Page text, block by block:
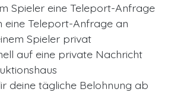
Spieler eine Teleport-Anfrage
Teleport-Anfrage an
Spieler privat
auf eine private Nachricht
deine tägliche Belohnung ab